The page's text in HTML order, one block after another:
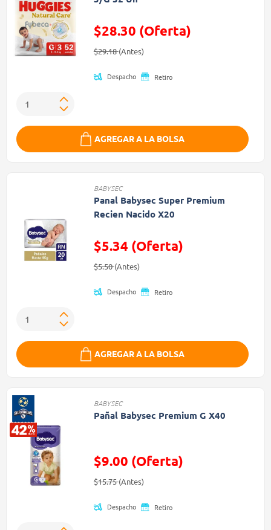
$28.30 (Oferta)
Precio reducido de
$29.18(Antes)(Oferta)
Despacho Retiro
AGREGAR A LA BOLSA
BABYSEC
Panal Babysec Super Premium
Recien Nacido X20
$5.34 (Oferta)
Precio reducido de
$5.50(Antes)(Oferta)
Despacho Retiro
AGREGAR A LA BOLSA
BABYSEC
Pañal Babysec Premium G X40
$9.00 (Oferta)
Precio reducido de
$15.75(Antes)(Oferta)
Despacho Retiro